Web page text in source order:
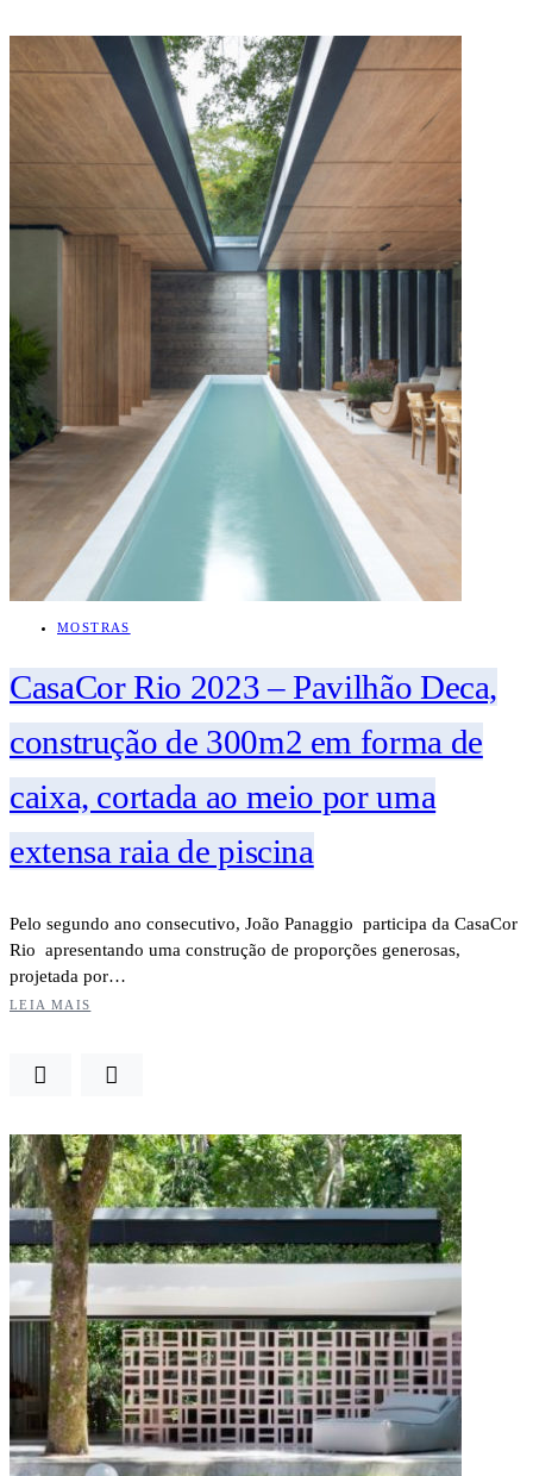
MOSTRAS
CasaCor Rio 2023 – Pavilhão Deca,
construção de 300m2 em forma de
caixa, cortada ao meio por uma
extensa raia de piscina
Pelo segundo ano consecutivo, João Panaggio participa da CasaCor
Rio apresentando uma construção de proporções generosas,
projetada por…
LEIA MAIS